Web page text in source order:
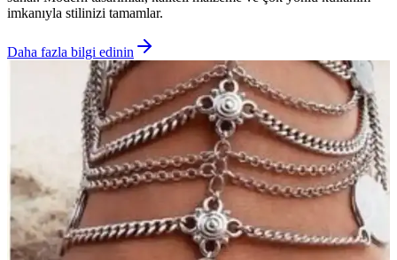
imkanıyla stilinizi tamamlar.
Daha fazla bilgi edinin